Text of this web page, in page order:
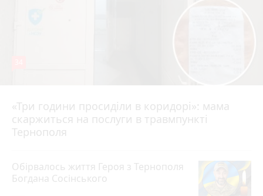
«Три години просиділи в коридорі»: мама
скаржиться на послуги в травмпункті
Тернополя
Вчора о 13:05
Обірвалось життя Героя з Тернополя
Богдана Сосінського